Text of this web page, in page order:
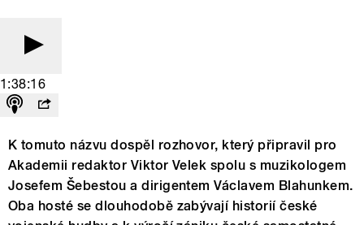
1:38:16
K tomuto názvu dospěl rozhovor, který připravil pro
Akademii redaktor Viktor Velek spolu s muzikologem
Josefem Šebestou a dirigentem Václavem Blahunkem.
Oba hosté se dlouhodobě zabývají historií české